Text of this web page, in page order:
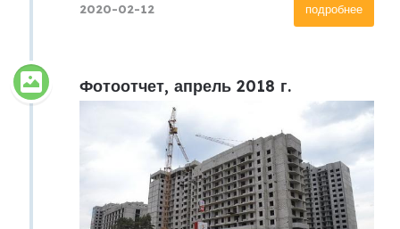
подробнее
2020-02-12
Фотоотчет, апрель 2018 г.